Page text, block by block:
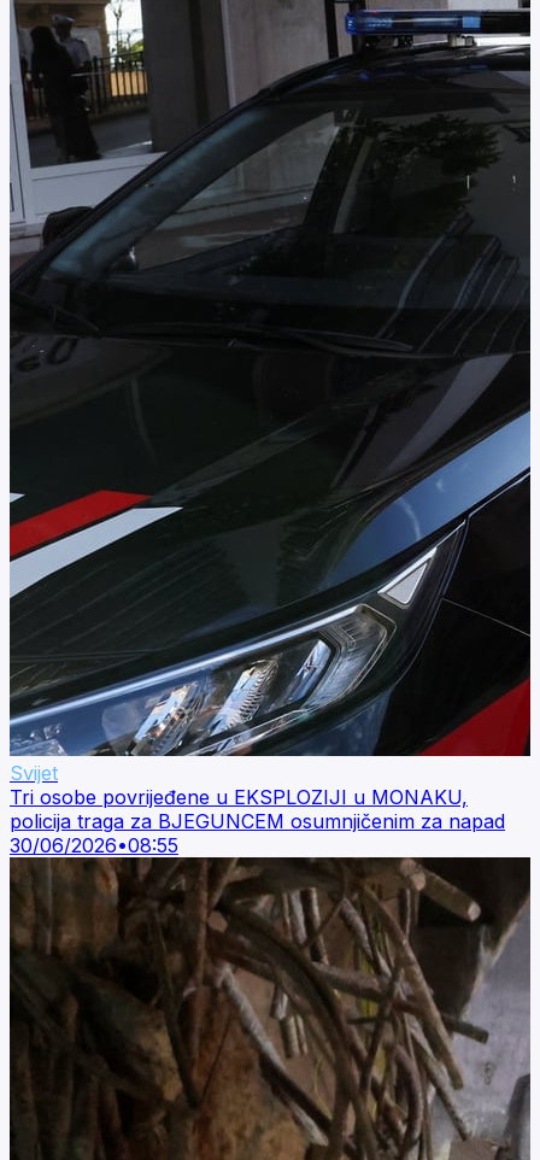
Svijet
Tri osobe povrijeđene u EKSPLOZIJI u MONAKU,
policija traga za BJEGUNCEM osumnjičenim za napad
30/06/2026•08:55